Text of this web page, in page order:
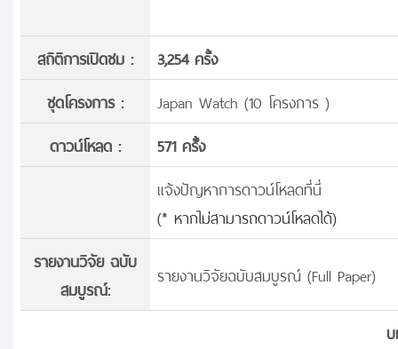
สถิติการเปิดชม :
3,254 ครั้ง
ชุดโครงการ :
Japan Watch (10 โครงการ )
ดาวน์โหลด :
571 ครั้้ง
แจ้งปัญหาการดาวน์โหลดที่นี่
(* หากไม่สามารถดาวน์โหลดได้)
รายงานวิจัย ฉบับ
สมบูรณ์:
รายงานวิจัยฉบับสมบูรณ์ (Full Paper)